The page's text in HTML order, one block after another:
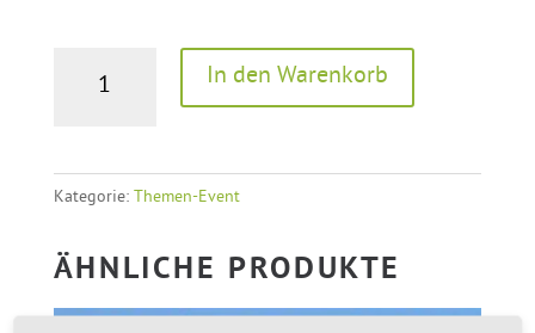
Menge
In den Warenkorb
i
Kategorie: Themen-Event
ÄHNLICHE PRODUKTE